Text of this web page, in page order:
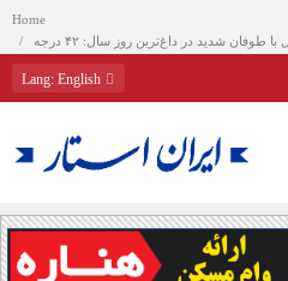
Home
شدید در داغ‌ترین روز سال: ۴۲ درجه
Lang: English